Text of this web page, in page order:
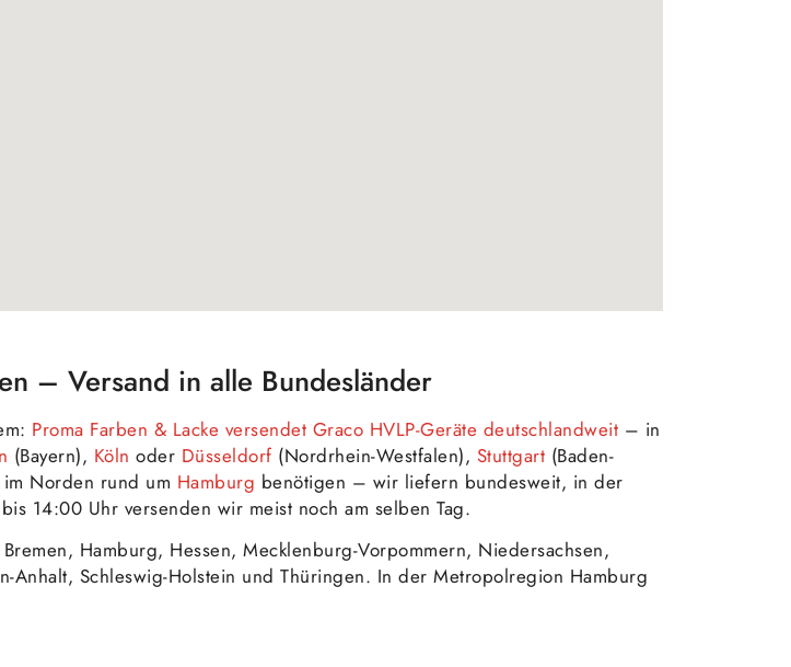
– Versand in alle Bundesländer
Proma Farben & Lacke versendet Graco HVLP-Geräte deutschlandweit – in
(Bayern), Köln oder Düsseldorf (Nordrhein-Westfalen), Stuttgart (Baden-
im Norden rund um Hamburg benötigen – wir liefern bundesweit, in der
14:00 Uhr versenden wir meist noch am selben Tag.
Hamburg, Hessen, Mecklenburg-Vorpommern, Niedersachsen,
Anhalt, Schleswig-Holstein und Thüringen. In der Metropolregion Hamburg